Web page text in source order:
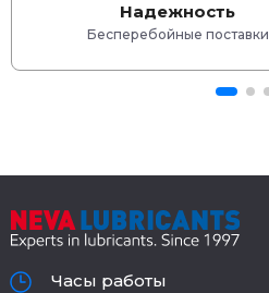
Надежность
Бесперебойные поставки
Часы работы